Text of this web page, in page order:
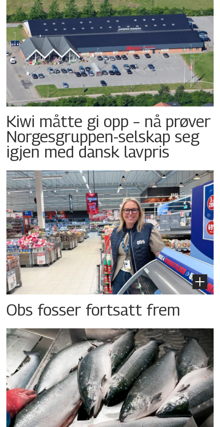
Kiwi måtte gi opp – nå prøver
Norgesgruppen-selskap seg
igjen med dansk lavpris
Obs fosser fortsatt frem